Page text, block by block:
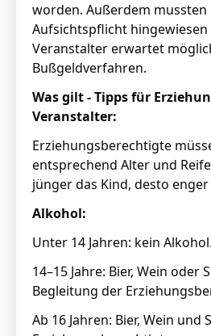
worden. Außerdem
Aufsichtspflicht hingewiesen
Veranstalter erwartet
Bußgeldverfahren.
Was gilt - Tipps für
Veranstalter:
Erziehungsberechtigte
entsprechend Alter und
jünger das Kind, desto
Alkohol:
Unter 14 Jahren: kein Alkohol.
14–15 Jahre: Bier, Wein oder
Begleitung der
Ab 16 Jahren: Bier, Wein und